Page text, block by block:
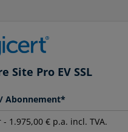
Site Pro EV SSL
Abonnement*